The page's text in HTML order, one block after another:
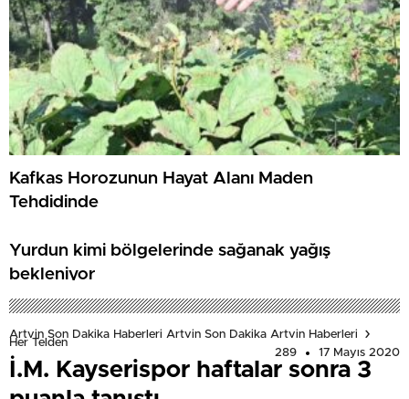
Kafkas Horozunun Hayat Alanı Maden
Tehdidinde
Yurdun kimi bölgelerinde sağanak yağış
bekleniyor
Artvin Son Dakika Haberleri Artvin Son Dakika Artvin Haberleri
Her Telden
289
17 Mayıs 2020
İ.M. Kayserispor haftalar sonra 3